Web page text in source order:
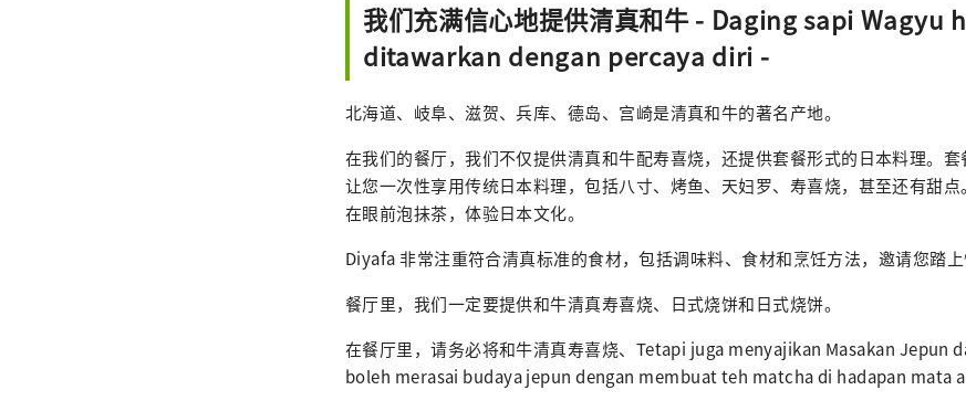
我们充满信心地提供清真和牛 - Daging sapi Wagyu
ditawarkan dengan percaya diri -
北海道、岐阜、滋贺、兵库、德岛、宫崎是清真和牛的著名产地。
在我们的餐厅，我们不仅提供清真和牛配寿喜烧，还提供套餐形式的日本料理。
让您一次性享用传统日本料理，包括八寸、烤鱼、天妇罗、寿喜烧，甚至还有甜
在眼前泡抹茶，体验日本文化。
Diyafa 非常注重符合清真标准的食材，包括调味料、食材和烹饪方法，邀请您踏上
餐厅里，我们一定要提供和牛清真寿喜烧、日式烧饼和日式烧饼。
在餐厅里，请务必将和牛清真寿喜烧、Tetapi juga menyajikan Masakan Jepun
boleh merasai budaya jepun dengan membuat teh matcha di hadapan mata